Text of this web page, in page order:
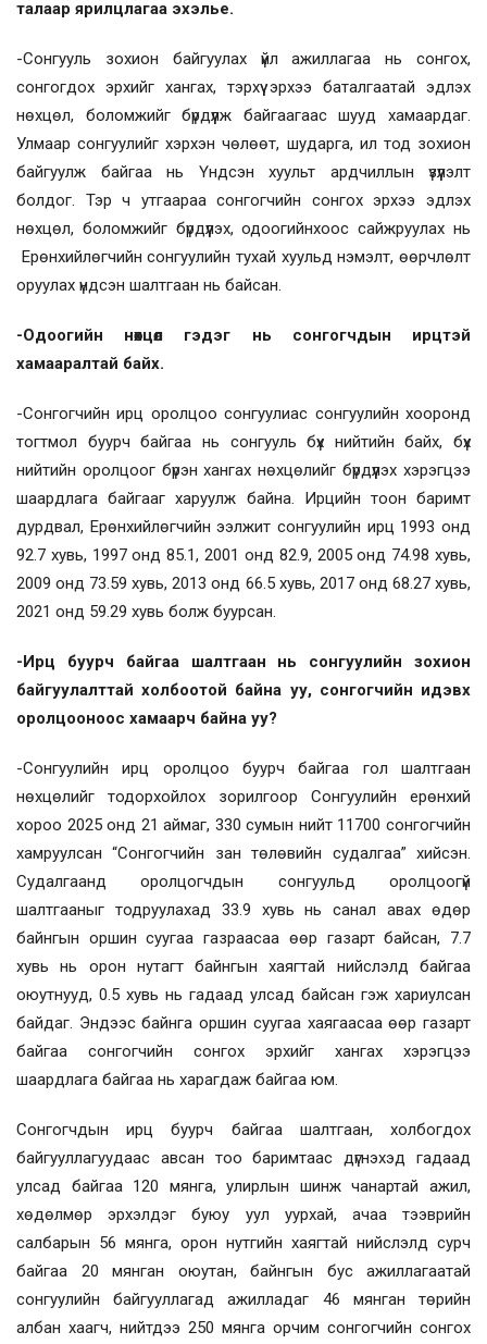
талаар ярилцлагаа эхэлье.
-Сонгууль зохион байгуулах үйл ажиллагаа нь сонгох,
сонгогдох эрхийг хангах, тэрхүү эрхээ баталгаатай эдлэх
нөхцөл, боломжийг бүрдүүлж байгаагаас шууд хамаардаг.
Улмаар сонгуулийг хэрхэн чөлөөт, шударга, ил тод зохион
байгуулж байгаа нь Үндсэн хуульт ардчиллын үзүүлэлт
болдог. Тэр ч утгаараа сонгогчийн сонгох эрхээ эдлэх
нөхцөл, боломжийг бүрдүүлэх, одоогийнхоос сайжруулах нь
Ерөнхийлөгчийн сонгуулийн тухай хуульд нэмэлт, өөрчлөлт
оруулах үндсэн шалтгаан нь байсан.
-Одоогийн нөхцөл гэдэг нь сонгогчдын ирцтэй
хамааралтай байх.
-Сонгогчийн ирц оролцоо сонгуулиас сонгуулийн хооронд
тогтмол буурч байгаа нь сонгууль бүх нийтийн байх, бүх
нийтийн оролцоог бүрэн хангах нөхцөлийг бүрдүүлэх хэрэгцээ
шаардлага байгааг харуулж байна. Ирцийн тоон баримт
дурдвал, Ерөнхийлөгчийн ээлжит сонгуулийн ирц 1993 онд
92.7 хувь, 1997 онд 85.1, 2001 онд 82.9, 2005 онд 74.98 хувь,
2009 онд 73.59 хувь, 2013 онд 66.5 хувь, 2017 онд 68.27 хувь,
2021 онд 59.29 хувь болж буурсан.
-Ирц буурч байгаа шалтгаан нь сонгуулийн зохион
байгуулалттай холбоотой байна уу, сонгогчийн идэвх
оролцооноос хамаарч байна уу?
-Сонгуулийн ирц оролцоо буурч байгаа гол шалтгаан
нөхцөлийг тодорхойлох зорилгоор Сонгуулийн ерөнхий
хороо 2025 онд 21 аймаг, 330 сумын нийт 11700 сонгогчийн
хамруулсан “Сонгогчийн зан төлөвийн судалгаа” хийсэн.
Судалгаанд оролцогчдын сонгуульд оролцоогүй
шалтгааныг тодруулахад 33.9 хувь нь санал авах өдөр
байнгын оршин суугаа газраасаа өөр газарт байсан, 7.7
хувь нь орон нутагт байнгын хаягтай нийслэлд байгаа
оюутнууд, 0.5 хувь нь гадаад улсад байсан гэж хариулсан
байдаг. Эндээс байнга оршин суугаа хаягаасаа өөр газарт
байгаа сонгогчийн сонгох эрхийг хангах хэрэгцээ
шаардлага байгаа нь харагдаж байгаа юм.
Сонгогчдын ирц буурч байгаа шалтгаан, холбогдох
байгууллагуудаас авсан тоо баримтаас дүгнэхэд гадаад
улсад байгаа 120 мянга, улирлын шинж чанартай ажил,
хөдөлмөр эрхэлдэг буюу уул уурхай, ачаа тээврийн
салбарын 56 мянга, орон нутгийн хаягтай нийслэлд сурч
байгаа 20 мянган оюутан, байнгын бус ажиллагаатай
сонгуулийн байгууллагад ажилладаг 46 мянган төрийн
албан хаагч, нийтдээ 250 мянга орчим сонгогчийн сонгох